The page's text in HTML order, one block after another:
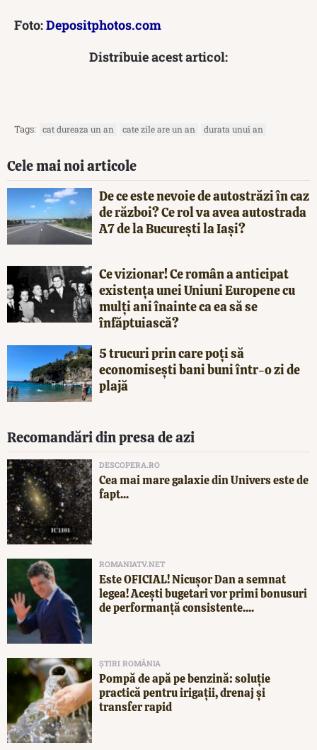
Foto:Depositphotos.com
Distribuie acest articol:
Tags: cat dureaza un an cate zile are un an durata unui an
Cele mai noi articole
De ce este nevoie de autostrăzi în caz
de război? Ce rol va avea autostrada
A7 de la București la Iași?
Ce vizionar! Ce român a anticipat
existența unei Uniuni Europene cu
mulți ani înainte ca ea să se
înfăptuiască?
5 trucuri prin care poți să
economisești bani buni într-o zi de
plajă
Recomandări din presa de azi
DESCOPERA.RO
Cea mai mare galaxie din Univers este de
fapt...
ROMANIATV.NET
Este OFICIAL! Nicușor Dan a semnat
legea! Acești bugetari vor primi bonusuri
de performanță consistente....
ȘTIRI ROMÂNIA
Pompă de apă pe benzină: soluție
practică pentru irigații, drenaj și
transfer rapid